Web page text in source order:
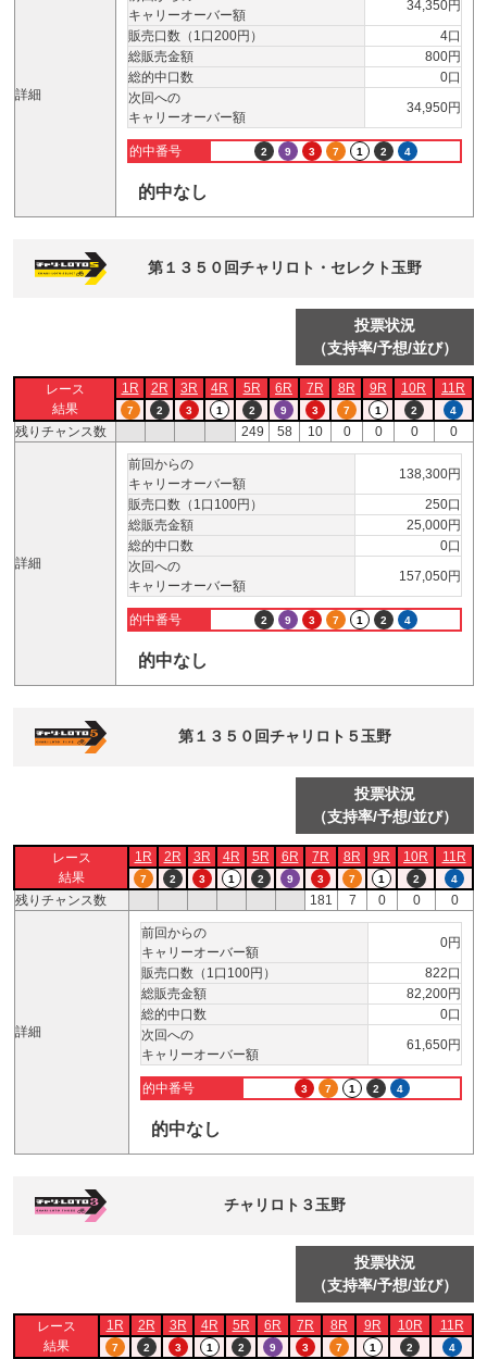
詳細
キャリーオーバー額
34,350円
販売口数（1口200円）
4口
総販売金額
800円
総的中口数
0口
次回への
キャリーオーバー額
34,950円
的中番号 2 9 3 7 1 2 4
的中なし
第１３５０回チャリロト・セレクト玉野
投票状況
（支持率/予想/並び）
レース
結果
1R 2R 3R 4R 5R 6R 7R 8R 9R 10R 11R
7 2 3 1 2 9 3 7 1 2 4
残りチャンス数 249 58 10 0 0 0 0
詳細
前回からの
キャリーオーバー額
138,300円
販売口数（1口100円）
250口
総販売金額
25,000円
総的中口数
0口
次回への
キャリーオーバー額
157,050円
的中番号 2 9 3 7 1 2 4
的中なし
第１３５０回チャリロト５玉野
投票状況
（支持率/予想/並び）
レース
結果
1R 2R 3R 4R 5R 6R 7R 8R 9R 10R 11R
7 2 3 1 2 9 3 7 1 2 4
残りチャンス数 181 7 0 0 0
詳細
前回からの
キャリーオーバー額
0円
販売口数（1口100円）
822口
総販売金額
82,200円
総的中口数
0口
次回への
キャリーオーバー額
61,650円
的中番号 3 7 1 2 4
的中なし
チャリロト３玉野
投票状況
（支持率/予想/並び）
レース
結果
1R 2R 3R 4R 5R 6R 7R 8R 9R 10R 11R
7 2 3 1 2 9 3 7 1 2 4